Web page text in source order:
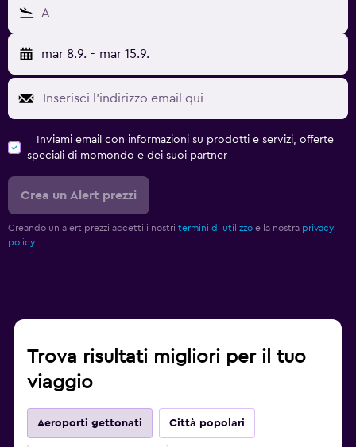
A
mar 8.9. - mar 15.9.
Inviami email con informazioni su prodotti e servizi, offerte
speciali di momondo e dei suoi partner
Crea un Alert prezzi
Creando un alert prezzi accetti i nostri termini di utilizzo e la nostra privacy
policy.
Trova risultati migliori per il tuo
viaggio
Aeroporti gettonati Città popolari